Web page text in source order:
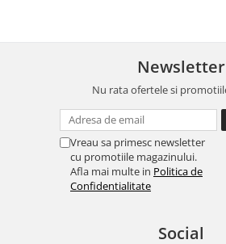
Newsletter
Nu rata ofertele si
Vreau sa primesc newsletter
cu promotiile magazinului.
Afla mai multe in Politica de
Confidentialitate
Social